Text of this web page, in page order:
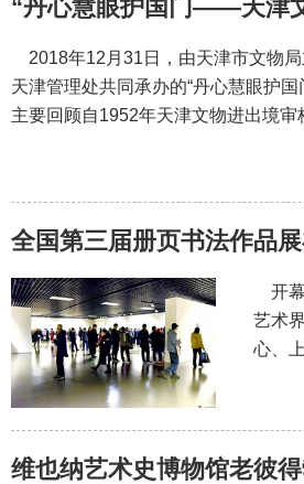
“丹心慧眼护国门——天津
2018年12月31日，由天津市文物
天津管理处共同承办的“丹心慧眼护
主要回顾自1952年天津文物进出境
全国第三届册页书法作品
开幕
艺术
心、
维也纳艺术史博物馆老彼